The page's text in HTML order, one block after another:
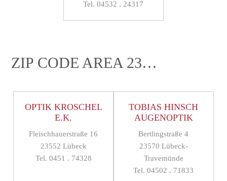
Tel. 04532 . 24317
ZIP CODE AREA 23…
OPTIK KROSCHEL
E.K.
Fleischhauerstraße 16
23552 Lübeck
Tel. 0451 . 74328
TOBIAS HINSCH
AUGENOPTIK
Bertlingstraße 4
23570 Lübeck-
Travemünde
Tel. 04502 . 71833